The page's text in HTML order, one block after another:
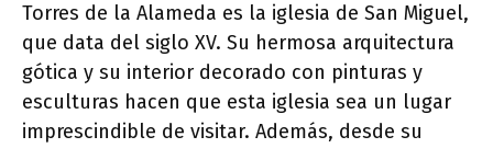
Torres de la Alameda es la iglesia de San Miguel,
que data del siglo XV. Su hermosa arquitectura
gótica y su interior decorado con pinturas y
esculturas hacen que esta iglesia sea un lugar
imprescindible de visitar. Además, desde su